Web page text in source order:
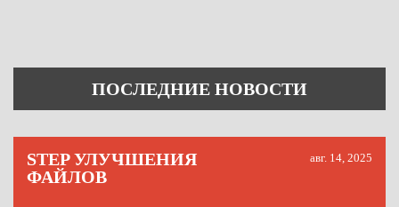
ПОСЛЕДНИЕ НОВОСТИ
STEP УЛУЧШЕНИЯ
ФАЙЛОВ
авг. 14, 2025